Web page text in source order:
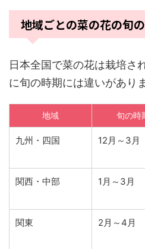
地域ごとの菜の花の旬
日本全国で菜の花は栽培さ
に旬の時期には違いがあり
地域 旬の時
九州・四国 12月～3月
関西・中部 1月～3月
関東 2月～4月